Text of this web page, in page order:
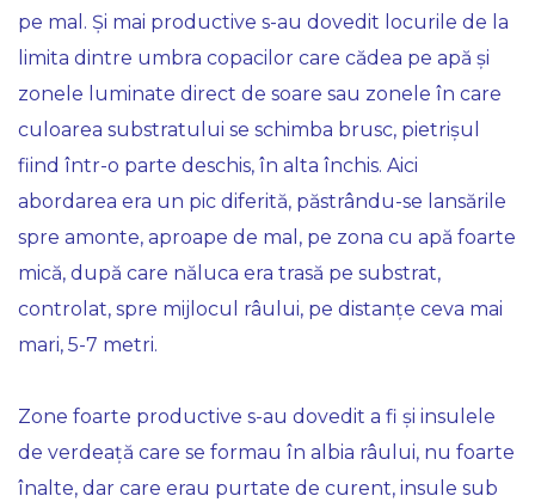
pe mal. Și mai productive s-au dovedit locurile de la
limita dintre umbra copacilor care cădea pe apă și
zonele luminate direct de soare sau zonele în care
culoarea substratului se schimba brusc, pietrișul
fiind într-o parte deschis, în alta închis. Aici
abordarea era un pic diferită, păstrându-se lansările
spre amonte, aproape de mal, pe zona cu apă foarte
mică, după care năluca era trasă pe substrat,
controlat, spre mijlocul râului, pe distanțe ceva mai
mari, 5-7 metri.
Zone foarte productive s-au dovedit a fi și insulele
de verdeață care se formau în albia râului, nu foarte
înalte, dar care erau purtate de curent, insule sub